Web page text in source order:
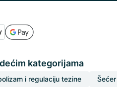
kategorijama
i regulaciju tezine